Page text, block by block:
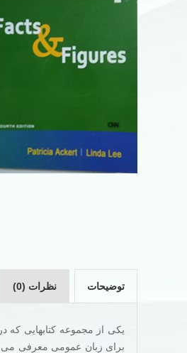
توضیحات نظرات (0)
یکی از مجموعه کتابهایی که